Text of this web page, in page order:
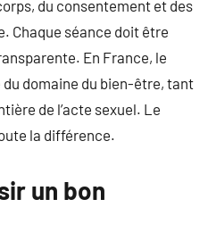
du consentement et des
Chaque séance doit être
En France, le
domaine du bien-être, tant
de l’acte sexuel. Le
la différence.
un bon